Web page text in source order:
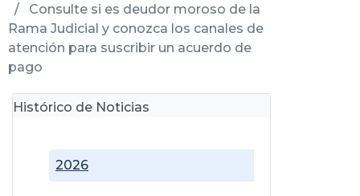
Consulte si es deudor moroso de la
Rama Judicial y conozca los canales de
atención para suscribir un acuerdo de
pago
Histórico de Noticias
2026